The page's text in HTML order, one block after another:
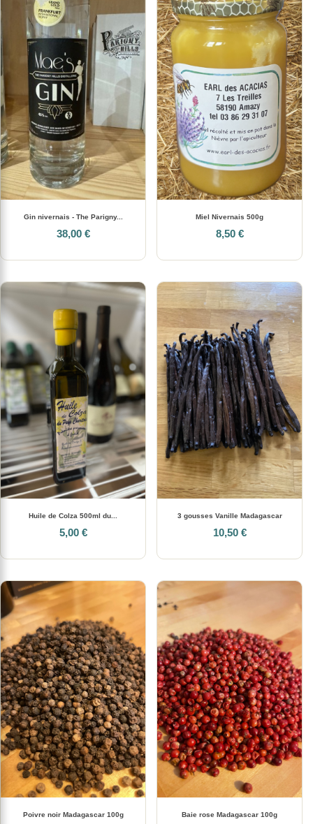
Gin nivernais - The Parigny...
38,00 €
Miel Nivernais 500g
8,50 €
Huile de Colza 500ml du...
5,00 €
3 gousses Vanille Madagascar
10,50 €
Poivre noir Madagascar 100g Baie rose Madagascar 100g